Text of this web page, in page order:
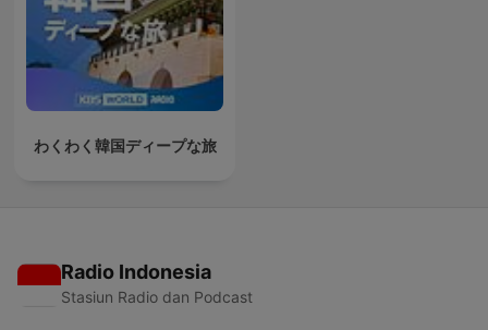
わくわく韓国ディープな旅
Radio Indonesia
Stasiun Radio dan Podcast